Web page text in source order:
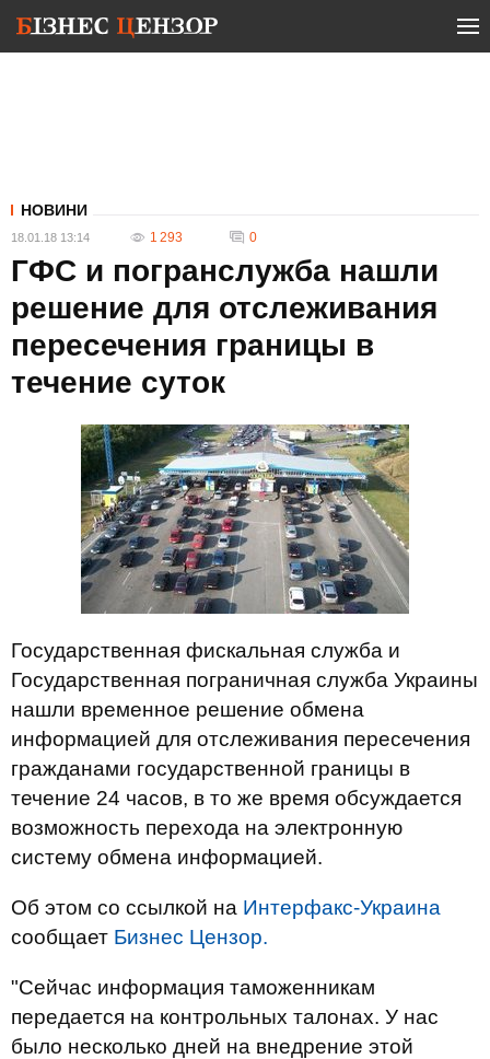
НОВИНИ
18.01.18 13:14 1 293 0
ГФС и погранслужба нашли
решение для отслеживания
пересечения границы в
течение суток
Государственная фискальная служба и
Государственная пограничная служба Украины
нашли временное решение обмена
информацией для отслеживания пересечения
гражданами государственной границы в
течение 24 часов, в то же время обсуждается
возможность перехода на электронную
систему обмена информацией.
Об этом со ссылкой на Интерфакс-Украина
сообщает Бизнес Цензор.
"Сейчас информация таможенникам
передается на контрольных талонах. У нас
было несколько дней на внедрение этой